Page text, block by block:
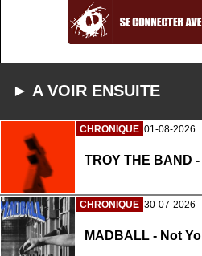
► A VOIR ENSUITE
CHRONIQUE 01-08-2026
TROY THE BAND
CHRONIQUE 30-07-2026
MADBALL - Not